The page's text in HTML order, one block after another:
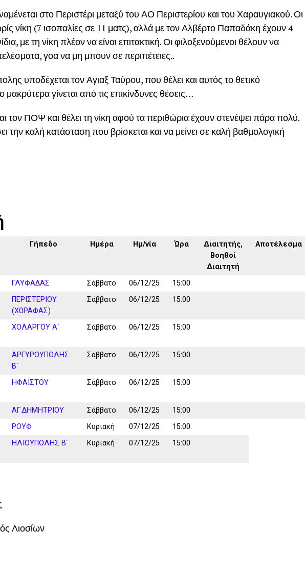
στο Περιστέρι μεταξύ του ΑΟ Περιστερίου και του Χαραυγιακού. Οι
νίκη (7 ισοπαλίες σε 11 ματς), αλλά με τον Αλβέρτο Παπαδάκη έχουν 4
με τη νίκη πλέον να είναι επιτακτική. Οι φιλοξενούμενοι θέλουν να
γοα να μη μπουν σε περιπέτειες..
υποδέχεται τον Αγιαξ Ταύρου, που θέλει και αυτός το θετικό
μακρύτερα γίνεται από τις επικίνδυνες θέσεις…
τον ΠΟΨ και θέλει τη νίκη αφού τα περιθώρια έχουν στενέψει πάρα πολύ.
την καλή κατάσταση που βρίσκεται και να μείνει σε καλή βαθμολογική
Γήπεδο Ημέρα Ημ/νία Ώρα
Διαιτητής,
Βοηθοί
Διαιτητή
Αποτέλεσμα
ΓΛΥΦΑΔΑΣ Σάββατο 06/12/25
15:00
ΠΕΡΙΣΤΕΡΙΟΥ
(ΧΩΡΑΦΑΣ)
Σάββατο 06/12/25 15:00
ΧΟΛΑΡΓΟΥ Α΄ Σάββατο 06/12/25 15:00
ΑΡΓΥΡΟΥΠΟΛΗΣ
Β΄
Σάββατο 06/12/25 15:00
ΗΦΑΙΣΤΟΥ Σάββατο 06/12/25 15:00
ΑΓ.ΔΗΜΗΤΡΙΟΥ Σάββατο 06/12/25
15:00
ΡΟΥΦ Κυριακή 07/12/25
15:00
ΗΛΙΟΥΠΟΛΗΣ Β΄ Κυριακή 07/12/25 15:00
Λιοσίων